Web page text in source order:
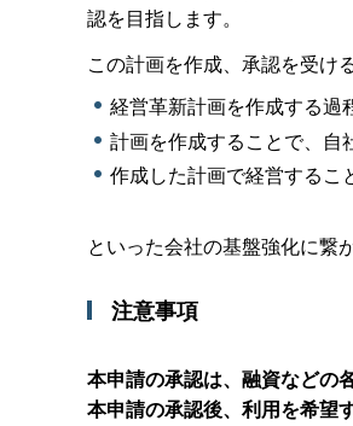
認を目指します。
この計画を作成、承認を受け
経営革新計画を作成する過
計画を作成することで、自
作成した計画で経営するこ
といった会社の基盤強化に繋
注意事項
本申請の承認は、融資などの
本申請の承認後、利用を希望